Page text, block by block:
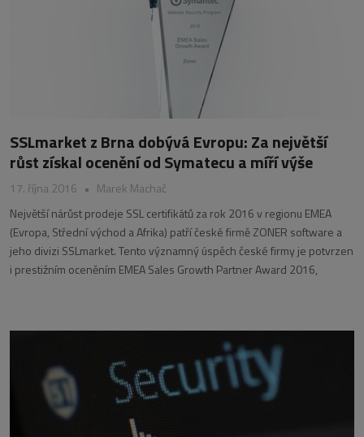
SSLmarket z Brna dobývá Evropu: Za největší
růst získal ocenění od Symatecu a míří výše
17. října 2016 • Marek Machač
Největší nárůst prodeje SSL certifikátů za rok 2016 v regionu EMEA
(Evropa, Střední východ a Afrika) patří české firmě ZONER software a
jeho divizi SSLmarket. Tento významný úspěch české firmy je potvrzen
i prestižním oceněním EMEA Sales Growth Partner Award 2016,